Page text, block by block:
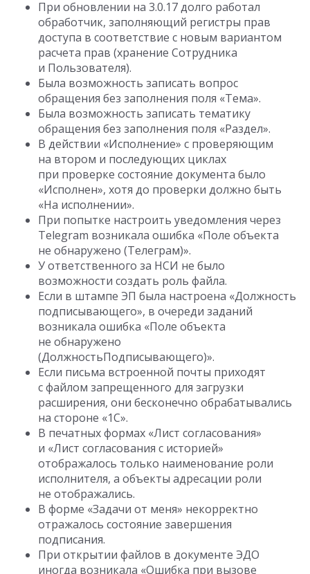
При обновлении на 3.0.17 долго работал
обработчик, заполняющий регистры прав
доступа в соответствие с новым вариантом
расчета прав (хранение Сотрудника
и Пользователя).
Была возможность записать вопрос
обращения без заполнения поля «Тема».
Была возможность записать тематику
обращения без заполнения поля «Раздел».
В действии «Исполнение» с проверяющим
на втором и последующих циклах
при проверке состояние документа было
«Исполнен», хотя до проверки должно быть
«На исполнении».
При попытке настроить уведомления через
Telegram возникала ошибка «Поле объекта
не обнаружено (Телеграм)».
У ответственного за НСИ не было
возможности создать роль файла.
Если в штампе ЭП была настроена «Должность
подписывающего», в очереди заданий
возникала ошибка «Поле объекта
не обнаружено
(ДолжностьПодписывающего)».
Если письма встроенной почты приходят
с файлом запрещенного для загрузки
расширения, они бесконечно обрабатывались
на стороне «1С».
В печатных формах «Лист согласования»
и «Лист согласования с историей»
отображалось только наименование роли
исполнителя, а объекты адресации роли
не отображались.
В форме «Задачи от меня» некорректно
отражалось состояние завершения
подписания.
При открытии файлов в документе ЭДО
иногда возникала «Ошибка при вызове